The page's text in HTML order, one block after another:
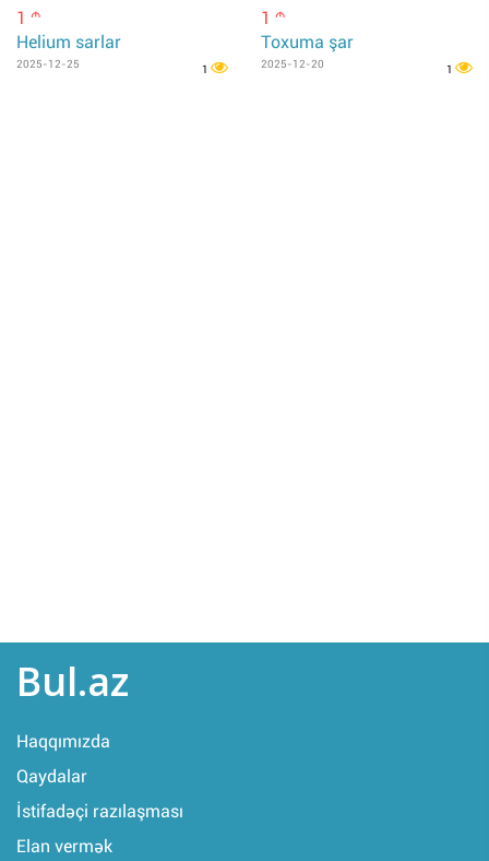
1 m
Helium sarlar
2025-12-25 1
1 m
Toxuma şar
2025-12-20 1
Bul.az
Haqqımızda
Qaydalar
İstifadəçi razılaşması
Elan vermək